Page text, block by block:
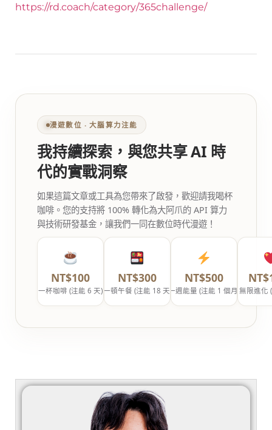
https://rd.coach/category/365challenge/
漫遊數位 ‧ 大腦算力注能
我持續探索，與您共享 AI 時
代的實戰洞察
如果這篇文章或工具為您帶來了啟發，歡迎請我喝杯
咖啡。您的支持將 100% 轉化為大阿爪的 API 算力
與技術研發基金，讓我們一同在數位時代漫遊！
NT$100
一杯咖啡 (注能 6 天)
NT$300
一頓午餐 (注能 18 天)
NT$500
一週能量 (注能 1 個月)無限進化